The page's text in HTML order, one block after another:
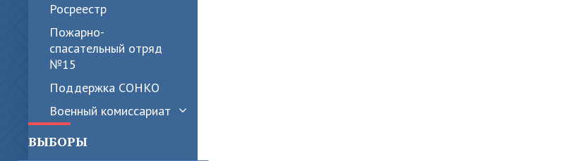
Росреестр
Пожарно-
спасательный отряд
№15
Поддержка СОНКО
Военный комиссариат
ВЫБОРЫ